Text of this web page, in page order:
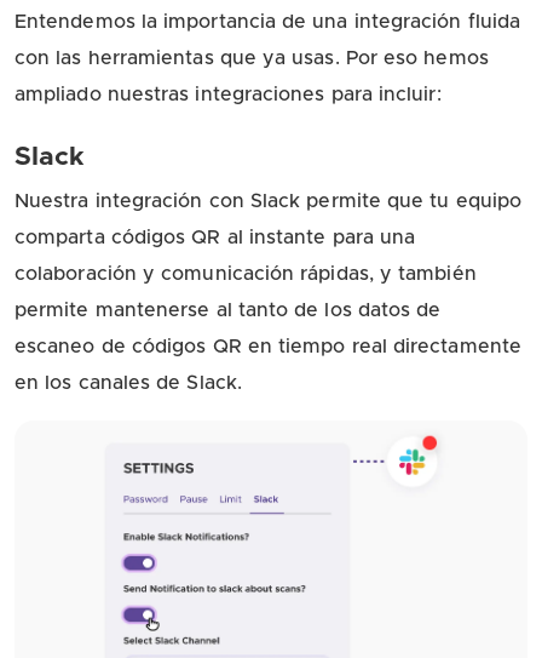
Entendemos la importancia de una integración fluida
con las herramientas que ya usas. Por eso hemos
ampliado nuestras integraciones para incluir:
Slack
Nuestra integración con Slack permite que tu equipo
comparta códigos QR al instante para una
colaboración y comunicación rápidas, y también
permite mantenerse al tanto de los datos de
escaneo de códigos QR en tiempo real directamente
en los canales de Slack.